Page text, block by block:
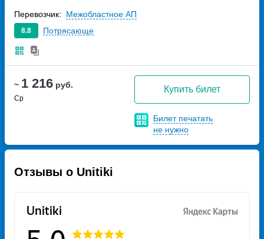
~ 1 216 руб.
Ср
Купить билет
Билет печатать
не нужно
8.8 Потрясающе
Перевозчик: Межобластное АП
Отзывы о Unitiki